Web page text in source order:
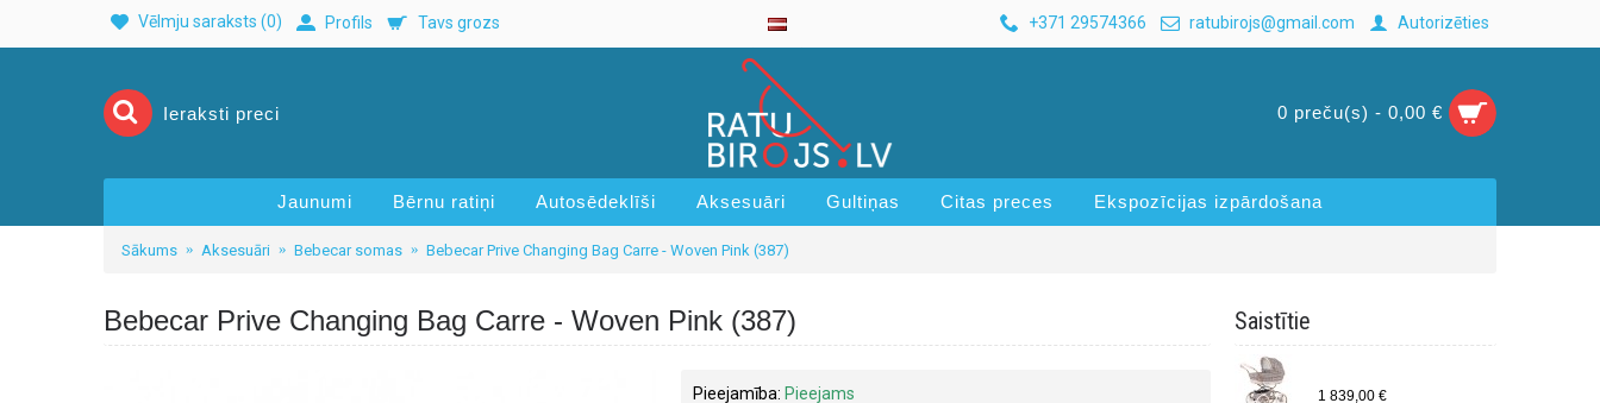
Vēlmju saraksts (0) Profils Tavs grozs +371 29574366 ratubirojs@gmail.com Autorizēties
0 preču(s) - 0,00 €
Jaunumi Bērnu ratiņi Autosēdeklīši Aksesuāri Gultiņas Citas preces Ekspozīcijas izpārdošana
Sākums Aksesuāri Bebecar somas Bebecar Prive Changing Bag Carre - Woven Pink (387)
Saistītie
1 839,00 €
Bebecar Prive Changing Bag Carre - Woven Pink (387)
Pieejamība: Pieejams